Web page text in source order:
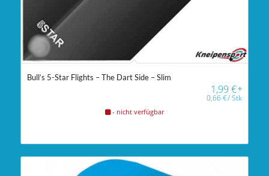
Bull’s 5-Star Flights – The Dart Side – Slim
1,99€*
0,66€/Stk
- nicht verfügbar